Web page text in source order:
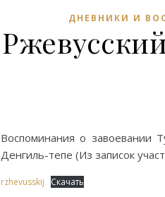
ДНЕВНИКИ И
Воспоминания о завоевании
Денгиль-тепе (Из записок
rzhevusskij Скачать